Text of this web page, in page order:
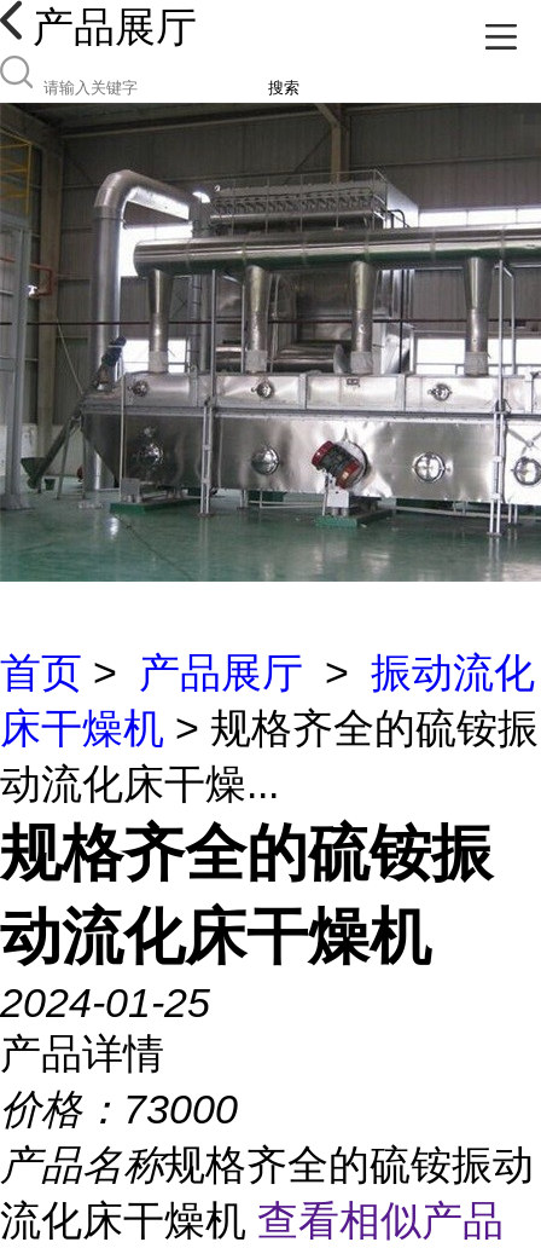
产品展厅
搜索
首页 > 产品展厅 > 振动流化
床干燥机 > 规格齐全的硫铵振
动流化床干燥...
规格齐全的硫铵振
动流化床干燥机
2024-01-25
产品详情
价格： 73000
产品名称规格齐全的硫铵振动
流化床干燥机 查看相似产品